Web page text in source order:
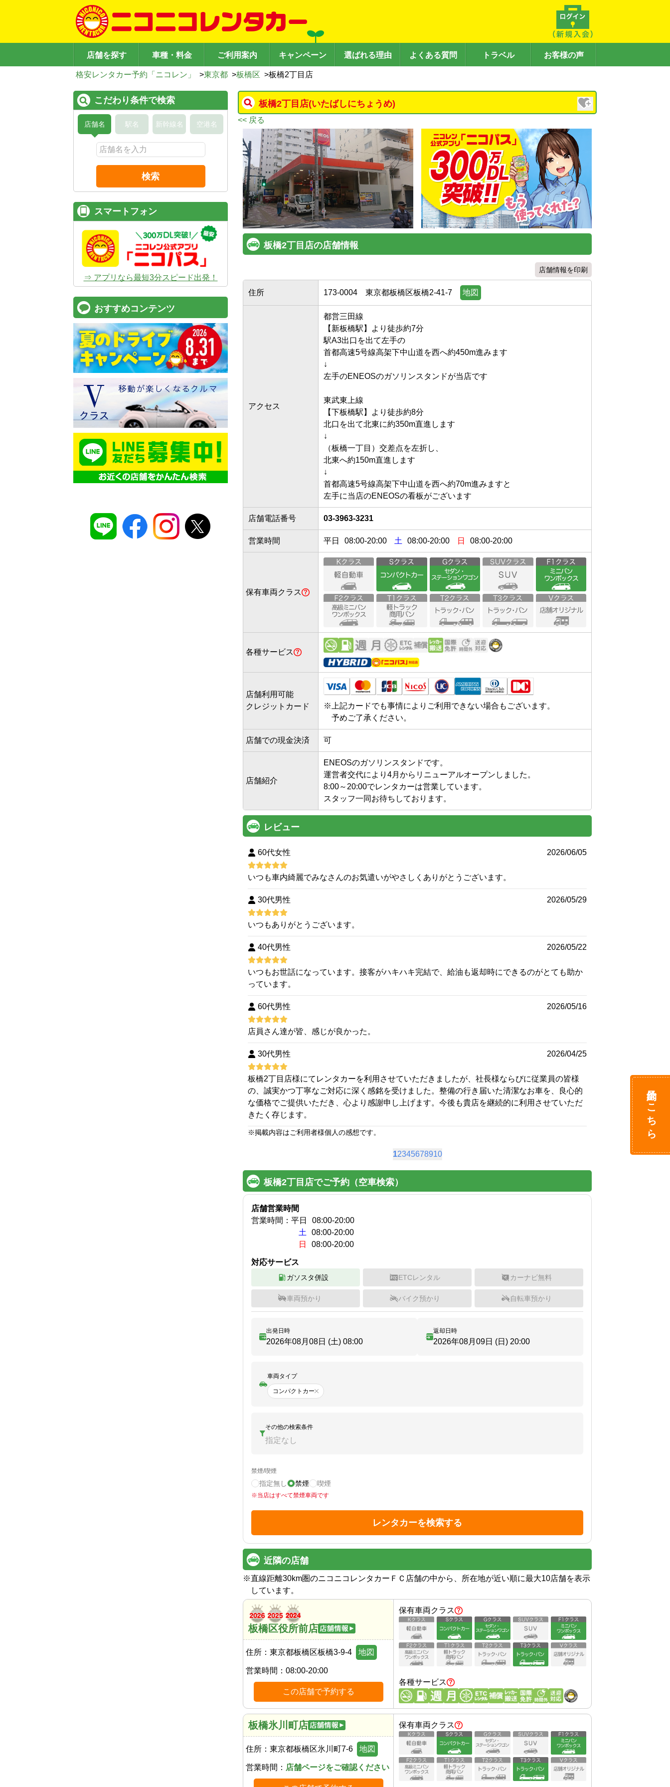
店舗を探す 車種・料金 ご利用案内 キャンペーン 選ばれる理由 よくある質問 トラベル お客様の声
格安レンタカー予約「ニコレン」 >東京都 >板橋区 >板橋2丁目店
板橋2丁目店(いたばしにちょうめ)
<< 戻る
板橋2丁目店の店舗情報
店舗情報を印刷
住所 173-0004 東京都板橋区板橋2-41-7 地図
アクセス
都営三田線
【新板橋駅】より徒歩約7分
駅A3出口を出て左手の
首都高速5号線高架下中山道を西へ約450m進みます
↓
左手のENEOSのガソリンスタンドが当店です
東武東上線
【下板橋駅】より徒歩約8分
北口を出て北東に約350m直進します
↓
（板橋一丁目）交差点を左折し、
北東へ約150m直進します
↓
首都高速5号線高架下中山道を西へ約70m進みますと
左手に当店のENEOSの看板がございます
店舗電話番号 03-3963-3231
営業時間 平日 08:00-20:00 土 08:00-20:00 日 08:00-20:00
保有車両クラス
各種サービス
店舗利用可能
クレジットカード
※ 上記カードでも事情によりご利用できない場合もございます。
予めご了承ください。
店舗での現金決済 可
店舗紹介
ENEOSのガソリンスタンドです。
運営者交代により4月からリニューアルオープンしました。
8:00～20:00でレンタカーは営業しています。
スタッフ一同お待ちしております。
レビュー
60代女性 2026/06/05
いつも車内綺麗でみなさんのお気遣いがやさしくありがとうございます。
30代男性 2026/05/29
いつもありがとうございます。
40代男性 2026/05/22
いつもお世話になっています。接客がハキハキ完結で、給油も返却時にできるのがとても助か
っています。
60代男性 2026/05/16
店員さん達が皆、感じが良かった。
30代男性 2026/04/25
板橋2丁目店様にてレンタカーを利用させていただきましたが、社長様ならびに従業員の皆様
の、誠実かつ丁寧なご対応に深く感銘を受けました。整備の行き届いた清潔なお車を、良心的
な価格でご提供いただき、心より感謝申し上げます。今後も貴店を継続的に利用させていただ
きたく存じます。
※掲載内容はご利用者様個人の感想です。
12345678910
板橋2丁目店でご予約（空車検索）
店舗営業時間
営業時間： 平日 08:00-20:00
土
08:00-20:00
日
08:00-20:00
対応サービス
ガソスタ併設 ETCレンタル カーナビ無料
車両預かり バイク預かり 自転車預かり
出発日時
2026年08月08日 (土) 08:00
返却日時
2026年08月09日 (日) 20:00
車両タイプ
コンパクトカー
その他の検索条件
指定なし
禁煙/喫煙
指定無し 禁煙 喫煙
※当店はすべて禁煙車両です
レンタカーを検索する
近隣の店舗
※直線距離30km圏のニコニコレンタカーＦＣ店舗の中から、所在地が近い順に最大10店舗を表示
しています。
板橋区役所前店
住所： 東京都板橋区板橋3-9-4 地図
営業時間： 08:00-20:00
この店舗で予約する
保有車両クラス
各種サービス
板橋氷川町店
住所： 東京都板橋区氷川町7-6 地図
営業時間： 店舗ページをご確認ください
保有車両クラス
予約はこちら
こだわり条件で検索
店舗名 駅名 新幹線名 空港名
検索
スマートフォン
⇒ アプリなら最短3分スピード出発！
おすすめコンテンツ